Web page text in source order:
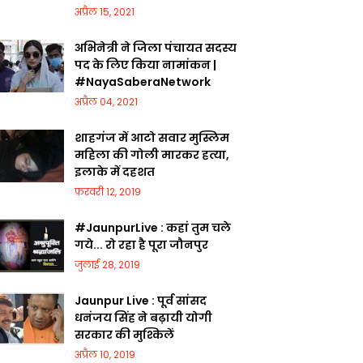
अप्रैल 15, 2021
अभिनेत्री ने जिला पंचायत सदस्य
पद के लिए किया नामांकन |
#NayaSaberaNetwork
अप्रैल 04, 2021
शाहगंज में आटो सवार मुस्लिम
महिला की गोली मारकर हत्या,
इलाके में दहशत
फ़रवरी 12, 2019
#JaunpurLive : कहां तुम चले
गये... रो रहा है पूरा जौनपुर
जुलाई 28, 2019
Jaunpur Live : पूर्व सांसद
धनंजय सिंह ने बढ़ायी योगी
सरकार की मुश्किलें
अप्रैल 10, 2019